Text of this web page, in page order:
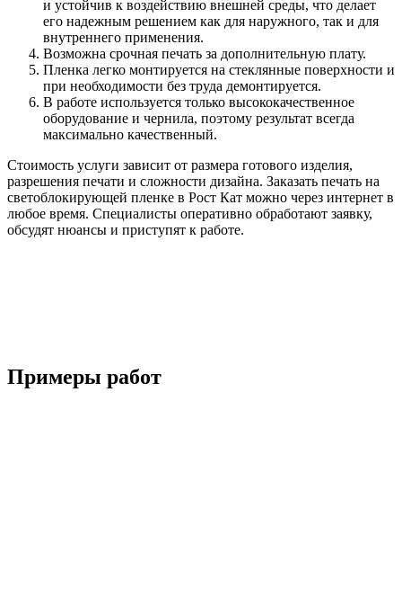
и устойчив к воздействию внешней среды, что делает
его надежным решением как для наружного, так и для
внутреннего применения.
Возможна срочная печать за дополнительную плату.
Пленка легко монтируется на стеклянные поверхности и
при необходимости без труда демонтируется.
В работе используется только высококачественное
оборудование и чернила, поэтому результат всегда
максимально качественный.
Стоимость услуги зависит от размера готового изделия,
разрешения печати и сложности дизайна. Заказать печать на
светоблокирующей пленке в Рост Кат можно через интернет в
любое время. Специалисты оперативно обработают заявку,
обсудят нюансы и приступят к работе.
Примеры работ